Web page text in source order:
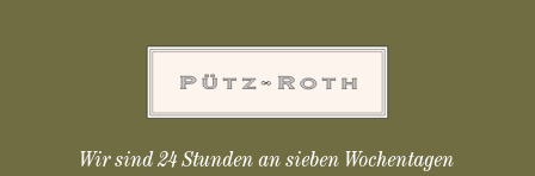
Wir sind 24 Stunden an sieben Wochentagen